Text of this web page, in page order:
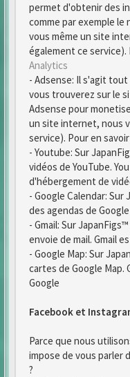
permet d'obtenir des
comme par exemple le
vous même un site
également ce service).
Analytics
- Adsense: Il s'agit
vous trouverez sur le
Adsense pour
un site internet, nous
service). Pour en
- Youtube: Sur
vidéos de YouTube.
d'hébergement de
- Google Calendar:
des agendas de
- Gmail: Sur
envoie de mail. Gmail
- Google Map: Sur
cartes de Google Map.
Google
Facebook et
Parce que nous
impose de vous parler
?